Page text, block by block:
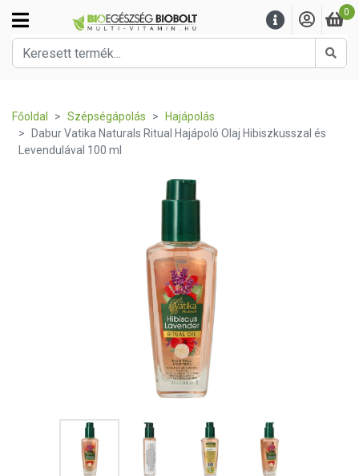
0
Főoldal Szépségápolás
Hajápolás
Dabur Vatika Naturals Ritual Hajápoló Olaj Hibiszkusszal és
Levendulával 100 ml